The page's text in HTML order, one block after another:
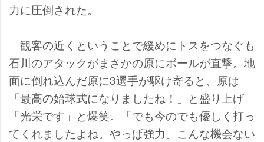
力に圧倒された。
観客の近くということで緩めにトスをつなぐも
石川のアタックがまさかの原にボールが直撃。地
面に倒れ込んだ原に3選手が駆け寄ると、原は
「最高の始球式になりましたね！」と盛り上げ
「光栄です」と爆笑。「でも今のでも優しく打っ
てくれましたよね。やっぱ強力。こんな機会ない